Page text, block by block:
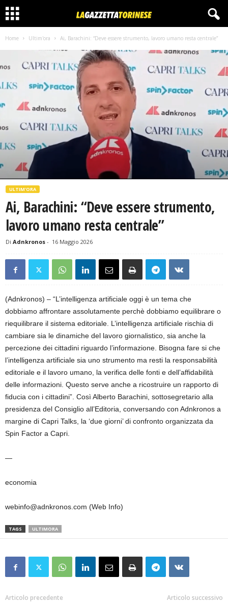
Home Ultim'ora Ai, Barachini: “Deve essere strumento, lavoro umano resta centrale”
ULTIM'ORA
Ai, Barachini: “Deve essere strumento,
lavoro umano resta centrale”
Di Adnkronos - 16 Maggio 2026
(Adnkronos) – “L’intelligenza artificiale oggi è un tema che
dobbiamo affrontare assolutamente perchè dobbiamo equilibrare o
riequilibrare il sistema editoriale. L’intelligenza artificiale rischia di
cambiare sia le dinamiche del lavoro giornalistico, sia anche la
percezione dei cittadini riguardo l’informazione. Bisogna fare si che
l’intelligenza artificiale sia uno strumento ma resti la responsabilità
editoriale e il lavoro umano, la verifica delle fonti e dell’affidabilità
delle informazioni. Questo serve anche a ricostruire un rapporto di
fiducia con i cittadini”. Così Alberto Barachini, sottosegretario alla
presidenza del Consiglio all’Editoria, conversando con Adnkronos a
margine di Capri Talks, la ‘due giorni’ di confronto organizzata da
Spin Factor a Capri.
—
economia
webinfo@adnkronos.com (Web Info)
TAGS ULTIMORA
Articolo precedente Articolo successivo